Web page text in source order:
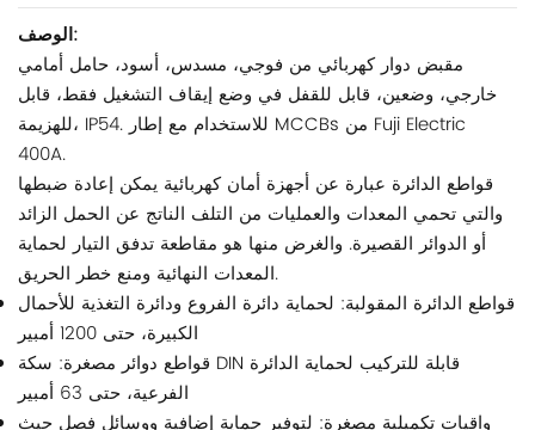
الوصف:
مقبض دوار كهربائي من فوجي، مسدس، أسود، حامل أمامي
خارجي، وضعين، قابل للقفل في وضع إيقاف التشغيل فقط، قابل
للهزيمة، IP54. للاستخدام مع إطار MCCBs من Fuji Electric
400A.
قواطع الدائرة عبارة عن أجهزة أمان كهربائية يمكن إعادة ضبطها
والتي تحمي المعدات والعمليات من التلف الناتج عن الحمل الزائد
أو الدوائر القصيرة. والغرض منها هو مقاطعة تدفق التيار لحماية
المعدات النهائية ومنع خطر الحريق.
قواطع الدائرة المقولبة: لحماية دائرة الفروع ودائرة التغذية للأحمال
الكبيرة، حتى 1200 أمبير
قواطع دوائر مصغرة: سكة DIN قابلة للتركيب لحماية الدائرة
الفرعية، حتى 63 أمبير
واقيات تكميلية مصغرة: لتوفير حماية إضافية ووسائل فصل حيث